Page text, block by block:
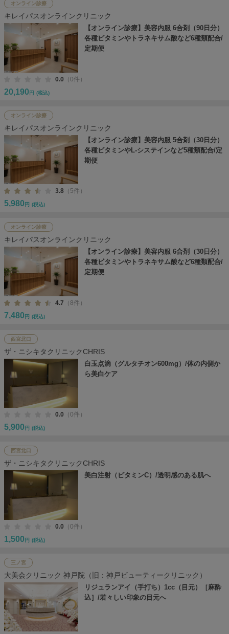
オンライン診療
キレイパスオンラインクリニック
【オンライン診療】美容内服 6合剤（90日分）
各種ビタミンやトラネキサム酸など6種類配合/
定期便
0.0 （0件）
20,190 円 (税込)
オンライン診療
キレイパスオンラインクリニック
【オンライン診療】美容内服 5合剤（30日分）
各種ビタミンやL-システインなど5種類配合/定
期便
3.8 （5件）
5,980 円 (税込)
オンライン診療
キレイパスオンラインクリニック
【オンライン診療】美容内服 6合剤（30日分）
各種ビタミンやトラネキサム酸など6種類配合/
定期便
4.7 （8件）
7,480 円 (税込)
西宮北口
ザ・ニシキタクリニックCHRIS
白玉点滴（グルタチオン600mg）/体の内側か
ら美白ケア
0.0 （0件）
5,900 円 (税込)
西宮北口
ザ・ニシキタクリニックCHRIS
美白注射（ビタミンC）/透明感のある肌へ
0.0 （0件）
1,500 円 (税込)
三ノ宮
大美会クリニック 神戸院（旧：神戸ビューティークリニック）
リジュランアイ（手打ち）1cc（目元）［麻酔
込］/若々しい印象の目元へ